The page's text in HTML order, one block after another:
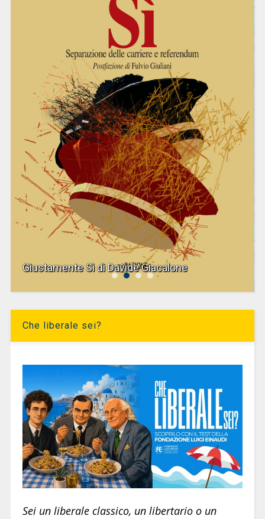
Giustamente Sì di Davide Giacalone
Che liberale sei?
Sei un liberale classico, un libertario o un